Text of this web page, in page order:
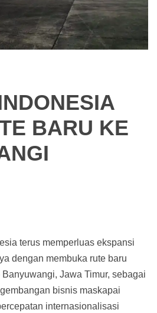
BARU KE
terus memperluas ekspansi
dengan membuka rute baru
Jawa Timur, sebagai
bisnis maskapai
internasionalisasi